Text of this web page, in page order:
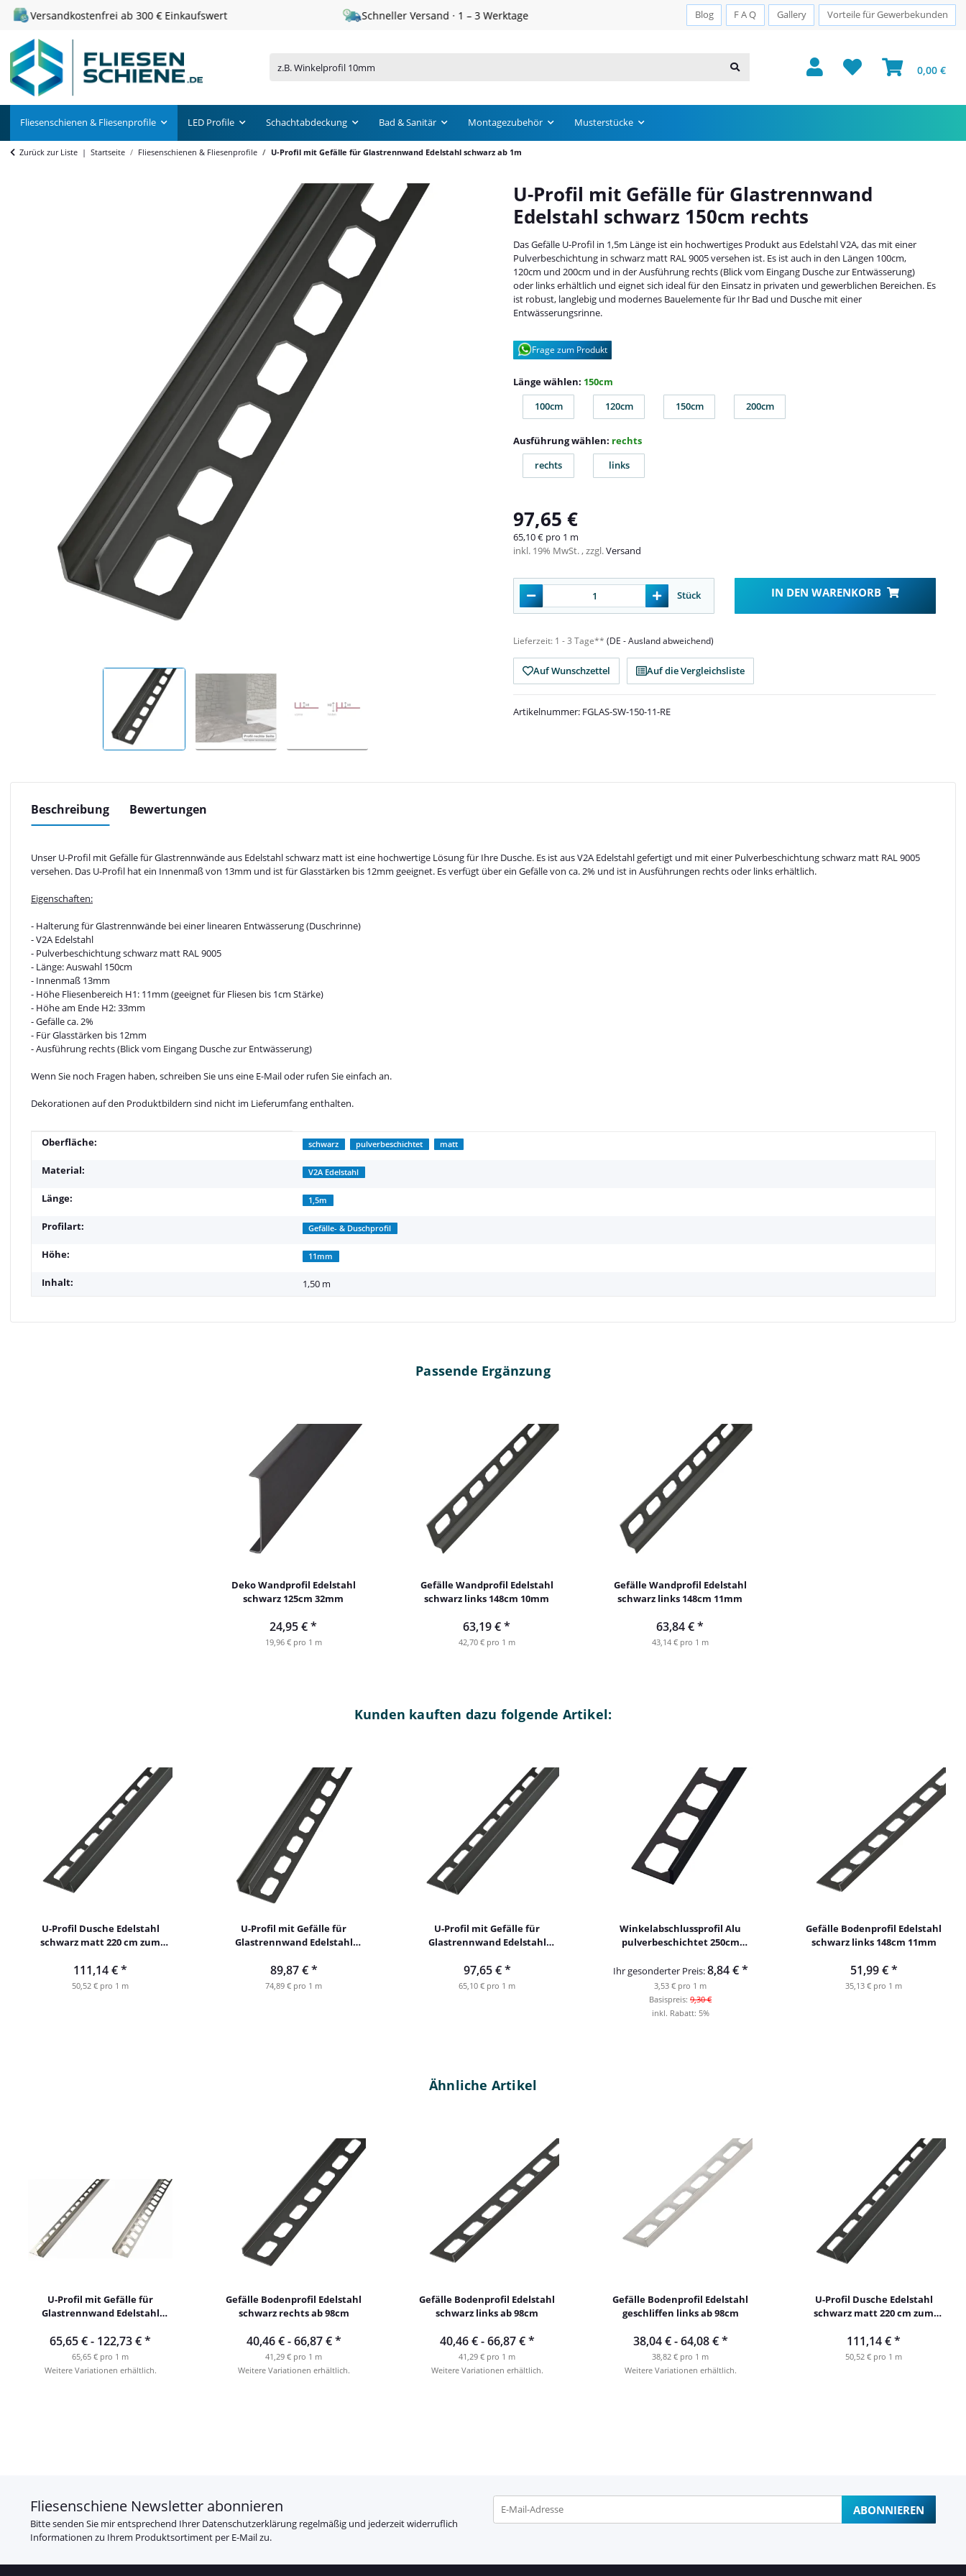
Blog F A Q Gallery Vorteile für Gewerbekunden
Versandkostenfrei ab 300 € Einkaufswert Schneller Versand · 1 – 3 Werktage Sichere Zahlung · PayPal · Klarna
0,00 €
Fliesenschienen & Fliesenprofile LED Profile Schachtabdeckung Bad & Sanitär Montagezubehör Musterstücke
Zurück zur Liste Startseite Fliesenschienen & Fliesenprofile U-Profil mit Gefälle für Glastrennwand Edelstahl schwarz ab 1m
U-Profil mit Gefälle für Glastrennwand
Edelstahl schwarz 150cm rechts
Das Gefälle U-Profil in 1,5m Länge ist ein hochwertiges Produkt aus Edelstahl V2A, das mit einer
Pulverbeschichtung in schwarz matt RAL 9005 versehen ist. Es ist auch in den Längen 100cm,
120cm und 200cm und in der Ausführung rechts (Blick vom Eingang Dusche zur Entwässerung)
oder links erhältlich und eignet sich ideal für den Einsatz in privaten und gewerblichen Bereichen. Es
ist robust, langlebig und modernes Bauelemente für Ihr Bad und Dusche mit einer
Entwässerungsrinne.
Frage zum Produkt
Länge wählen: 150cm
100cm
100cm 120cm
120cm 150cm
150cm 200cm
200cm
Ausführung wählen: rechts
rechts
rechts links
links
97,65 €
65,10 € pro 1 m
inkl. 19% MwSt. , zzgl.Versand
Stück IN DEN WARENKORB
Lieferzeit: 1 - 3 Tage** (DE - Ausland abweichend)
Auf Wunschzettel Auf die Vergleichsliste
Artikelnummer: FGLAS-SW-150-11-RE
Beschreibung Bewertungen
Unser U-Profil mit Gefälle für Glastrennwände aus Edelstahl schwarz matt ist eine hochwertige Lösung für Ihre Dusche. Es ist aus V2A Edelstahl gefertigt und mit einer Pulverbeschichtung schwarz matt RAL 9005
versehen. Das U-Profil hat ein Innenmaß von 13mm und ist für Glasstärken bis 12mm geeignet. Es verfügt über ein Gefälle von ca. 2% und ist in Ausführungen rechts oder links erhältlich.
Eigenschaften:
- Halterung für Glastrennwände bei einer linearen Entwässerung (Duschrinne)
- V2A Edelstahl
- Pulverbeschichtung schwarz matt RAL 9005
- Länge: Auswahl 150cm
- Innenmaß 13mm
- Höhe Fliesenbereich H1: 11mm (geeignet für Fliesen bis 1cm Stärke)
- Höhe am Ende H2: 33mm
- Gefälle ca. 2%
- Für Glasstärken bis 12mm
- Ausführung rechts (Blick vom Eingang Dusche zur Entwässerung)
Wenn Sie noch Fragen haben, schreiben Sie uns eine E-Mail oder rufen Sie einfach an.
Dekorationen auf den Produktbildern sind nicht im Lieferumfang enthalten.
Produkteigenschaft
Wert
Oberfläche: schwarz pulverbeschichtet matt
Material: V2A Edelstahl
Länge: 1,5m
Profilart: Gefälle- & Duschprofil
Höhe: 11mm
Inhalt: 1,50 m
Passende Ergänzung
Deko Wandprofil Edelstahl
schwarz 125cm 32mm
24,95 €*
19,96 € pro 1 m
Gefälle Wandprofil Edelstahl
schwarz links 148cm 10mm
63,19 €*
42,70 € pro 1 m
Gefälle Wandprofil Edelstahl
schwarz links 148cm 11mm
63,84 €*
43,14 € pro 1 m
Kunden kauften dazu folgende Artikel:
U-Profil Dusche Edelstahl
schwarz matt 220 cm zum
111,14 €*
50,52 € pro 1 m
U-Profil mit Gefälle für
Glastrennwand Edelstahl
89,87 €*
74,89 € pro 1 m
U-Profil mit Gefälle für
Glastrennwand Edelstahl
97,65 €*
65,10 € pro 1 m
Winkelabschlussprofil Alu
pulverbeschichtet 250cm
Ihr gesonderter Preis:8,84 €*
3,53 € pro 1 m
Basispreis: 9,30 €
inkl. Rabatt: 5%
Gefälle Bodenprofil Edelstahl
schwarz links 148cm 11mm
51,99 €*
35,13 € pro 1 m
Ähnliche Artikel
U-Profil mit Gefälle für
Glastrennwand Edelstahl
65,65 € - 122,73 €*
65,65 € pro 1 m
Weitere Variationen erhältlich.
Gefälle Bodenprofil Edelstahl
schwarz rechts ab 98cm
40,46 € -66,87 €*
41,29 € pro 1 m
Weitere Variationen erhältlich.
Gefälle Bodenprofil Edelstahl
schwarz links ab 98cm
40,46 € -66,87 €*
41,29 € pro 1 m
Weitere Variationen erhältlich.
Gefälle Bodenprofil Edelstahl
geschliffen links ab 98cm
38,04 € -64,08 €*
38,82 € pro 1 m
Weitere Variationen erhältlich.
U-Profil Dusche Edelstahl
schwarz matt 220 cm zum
111,14 €*
50,52 € pro 1 m
Fliesenschiene Newsletter abonnieren
Bitte senden Sie mir entsprechend Ihrer Datenschutzerklärung regelmäßig und jederzeit widerruflich
Informationen zu Ihrem Produktsortiment per E-Mail zu.
ABONNIEREN